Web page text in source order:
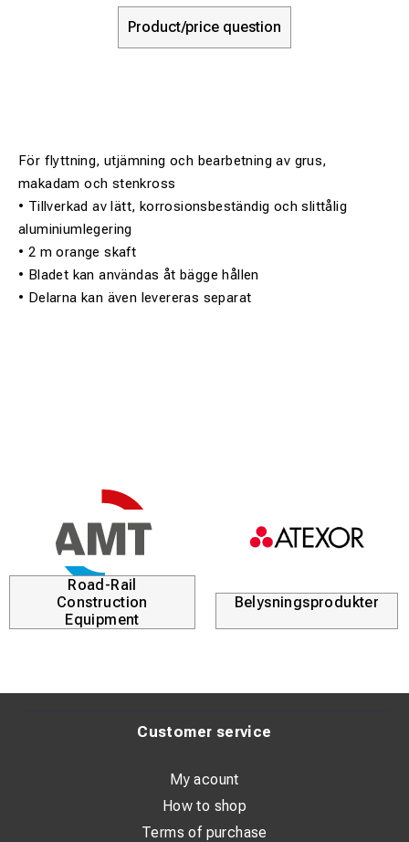
Product/price question
För flyttning, utjämning och bearbetning av grus,
makadam och stenkross
• Tillverkad av lätt, korrosionsbeständig och slittålig
aluminiumlegering
• 2 m orange skaft
• Bladet kan användas åt bägge hållen
• Delarna kan även levereras separat
Road-Rail
Construction
Equipment
Belysningsprodukter
Customer service
My acount
How to shop
Terms of purchase